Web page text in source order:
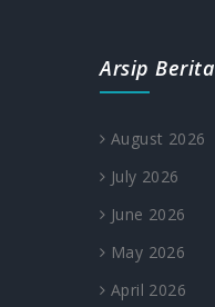
Arsip Berita
August 2026
July 2026
June 2026
May 2026
April 2026